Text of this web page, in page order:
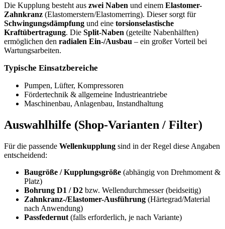
Die Kupplung besteht aus zwei Naben und einem Elastomer-
Zahnkranz (Elastomerstern/Elastomerring). Dieser sorgt für
Schwingungsdämpfung und eine torsionselastische
Kraftübertragung. Die Split-Naben (geteilte Nabenhälften)
ermöglichen den radialen Ein-/Ausbau – ein großer Vorteil bei
Wartungsarbeiten.
Typische Einsatzbereiche
Pumpen, Lüfter, Kompressoren
Fördertechnik & allgemeine Industrieantriebe
Maschinenbau, Anlagenbau, Instandhaltung
Auswahlhilfe (Shop-Varianten / Filter)
Für die passende Wellenkupplung sind in der Regel diese Angaben
entscheidend:
Baugröße / Kupplungsgröße (abhängig von Drehmoment &
Platz)
Bohrung D1 / D2 bzw. Wellendurchmesser (beidseitig)
Zahnkranz-/Elastomer-Ausführung (Härtegrad/Material
nach Anwendung)
Passfedernut (falls erforderlich, je nach Variante)